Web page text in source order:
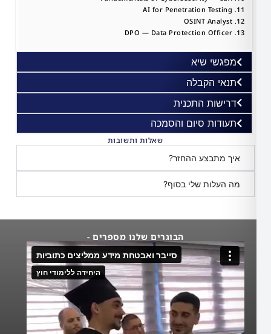
שיא
הקבלה​
התכנית
סיום והסמכה​
שאלות ותשובות
ההחזר?
שלי בסוף?
הבוגרים שלנו מספרים -